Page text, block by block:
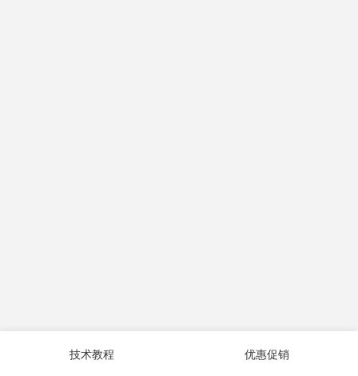
技术教程 优惠促销